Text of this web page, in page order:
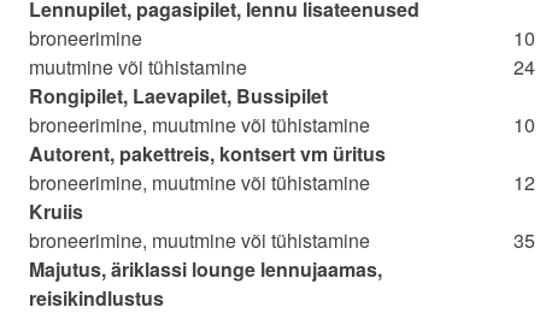
Lennupilet, pagasipilet, lennu lisateenused
broneerimine
muutmine või tühistamine
24
Rongipilet, Laevapilet, Bussipilet
broneerimine, muutmine või tühistamine
Autorent, pakettreis, kontsert vm üritus
broneerimine, muutmine või tühistamine
Kruiis
broneerimine, muutmine või tühistamine
35
Majutus, äriklassi lounge lennujaamas,
reisikindlustus